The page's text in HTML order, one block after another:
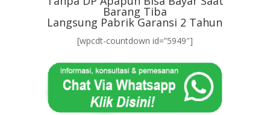
Barang Tiba
Langsung Pabrik Garansi 2 Tahun
[wpcdt-countdown id=”5949″]